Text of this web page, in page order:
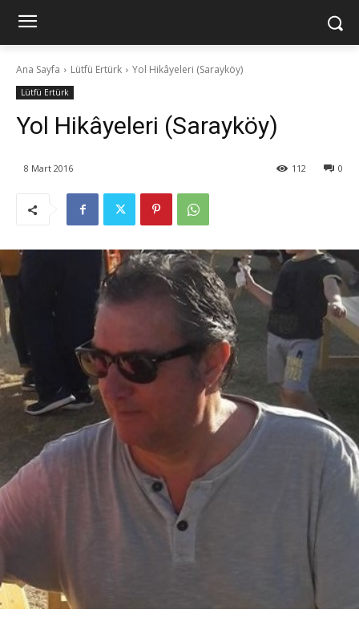
Ana Sayfa Lütfü Ertürk Yol Hikâyeleri (Sarayköy)
Lütfü Ertürk
Yol Hikâyeleri (Sarayköy)
8 Mart 2016 0
112